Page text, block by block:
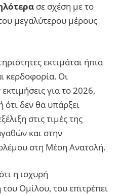
σε σχέση με το
μεγαλύτερου μέρους
εκτιμάται ήπια
κερδοφορία. Οι
για το 2026,
ότι δεν θα υπάρξει
στις τιμές της
και στην
στη Μέση Ανατολή.
η ισχυρή
Ομίλου, του επιτρέπει